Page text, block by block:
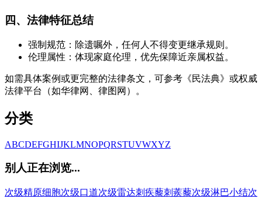
四、法律特征总结
强制规范：除遗嘱外，任何人不得变更继承规则。
伦理属性：体现家庭伦理，优先保障近亲属权益。
如需具体案例或更完整的法律条文，可参考《民法典》或权威
法律平台（如华律网、律图网）。
分类
ABCDEFGHIJKLMNOPQRSTUVWXYZ
别人正在浏览...
次级精原细胞次级口道次级雷达刺疾藜刺蒺藜次级淋巴小结次